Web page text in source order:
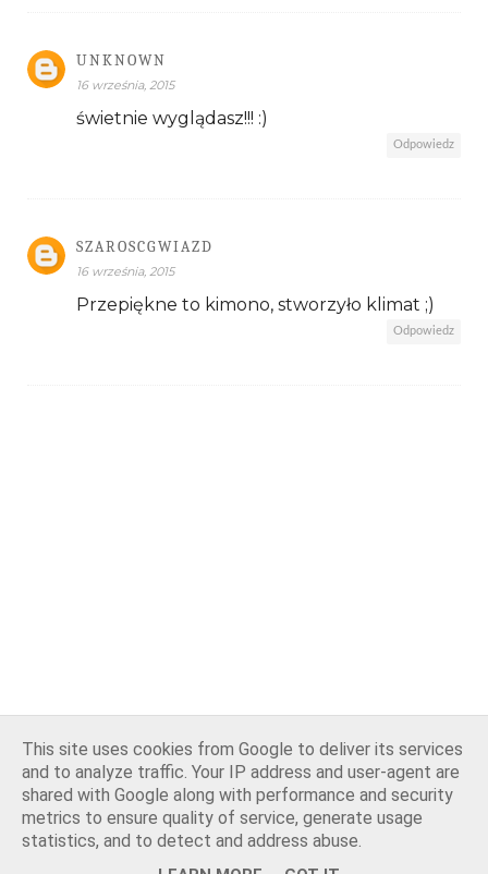
UNKNOWN
16 września, 2015
świetnie wyglądasz!!! :)
Odpowiedz
SZAROSCGWIAZD
16 września, 2015
Przepiękne to kimono, stworzyło klimat ;)
Odpowiedz
This site uses cookies from Google to deliver its services
and to analyze traffic. Your IP address and user-agent are
shared with Google along with performance and security
metrics to ensure quality of service, generate usage
statistics, and to detect and address abuse.